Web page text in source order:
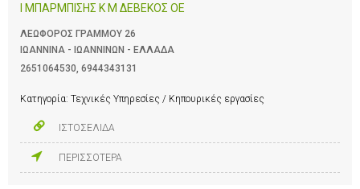
Ι ΜΠΑΡΜΠΙΣΗΣ Κ Μ ΔΕΒΕΚΟΣ ΟΕ
ΛΕΩΦΟΡΟΣ ΓΡΑΜΜΟΥ 26
ΙΩΑΝΝΙΝΑ - ΙΩΑΝΝΙΝΩΝ - ΕΛΛΑΔΑ
2651064530, 6944343131
Κατηγορία: Τεχνικές Υπηρεσίες / Κηπουρικές εργασίες
ΙΣΤΟΣΕΛΙΔΑ
ΠΕΡΙΣΣΟΤΕΡΑ